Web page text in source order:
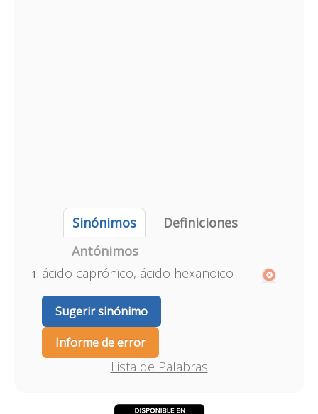
Sinónimos
Definiciones
Antónimos
ácido caprónico, ácido hexanoico
Sugerir sinónimo
Informe de error
Lista de Palabras